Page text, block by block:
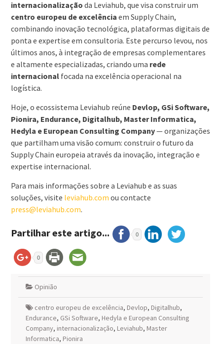
internacionalização da Leviahub, que visa construir um
centro europeu de excelência em Supply Chain,
combinando inovação tecnológica, plataformas digitais de
ponta e expertise em consultoria. Este percurso levou, nos
últimos anos, à integração de empresas complementares
e altamente especializadas, criando uma rede
internacionalfocada na excelência operacional na
logística.
Hoje, o ecossistema Leviahub reúne Devlop, GSi Software,
Pionira, Endurance, Digitalhub, Master Informatica,
Hedyla e European Consulting Company— organizações
que partilham uma visão comum: construir o futuro da
Supply Chain europeia através da inovação, integração e
expertise internacional.
Para mais informações sobre a Leviahub e as suas
soluções, visite leviahub.com ou contacte
press@leviahub.com.
Partilhar este artigo... 0
0
Opinião
centro europeu de excelência, Devlop, Digitalhub,
Endurance, GSi Software, Hedyla e European Consulting
Company, internacionalização, Leviahub, Master
Informatica, Pionira